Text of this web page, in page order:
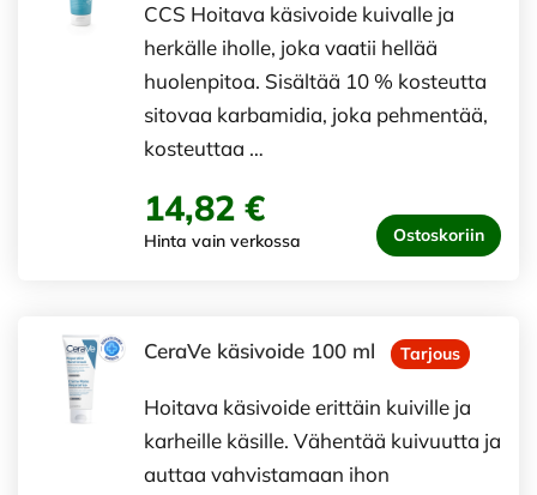
CCS Hoitava käsivoide kuivalle ja
herkälle iholle, joka vaatii hellää
huolenpitoa. Sisältää 10 % kosteutta
sitovaa karbamidia, joka pehmentää,
kosteuttaa …
14,82 €
Hinta vain verkossa Ostoskoriin
CeraVe käsivoide 100 ml Tarjous
Hoitava käsivoide erittäin kuiville ja
karheille käsille. Vähentää kuivuutta ja
auttaa vahvistamaan ihon